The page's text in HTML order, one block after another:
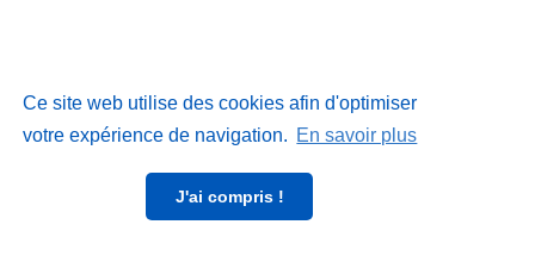
Ce site web utilise des cookies afin d'optimiser
votre expérience de navigation. En savoir plus
J'ai compris !